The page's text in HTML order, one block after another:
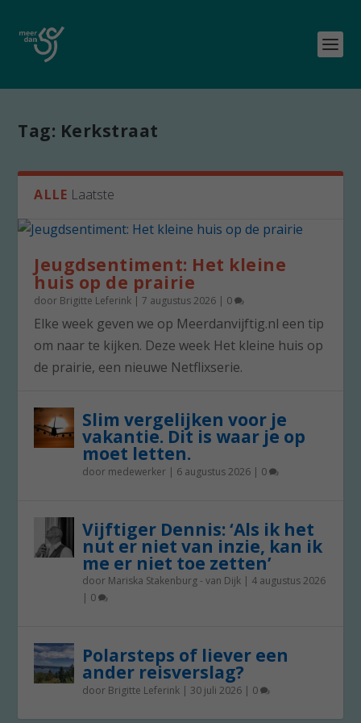
Tag: Kerkstraat
ALLE Laatste
Jeugdsentiment: Het kleine
huis op de prairie
door Brigitte Leferink |7 augustus 2026 | 0
Elke week geven we op Meerdanvijftig.nl een tip
om naar te kijken. Deze week Het kleine huis op
de prairie, een nieuwe Netflixserie.
Slim vergelijken voor je
vakantie. Dit is waar je op
moet letten.
door medewerker | 6 augustus 2026 | 0
Vijftiger Dennis: ‘Als ik het
nut er niet van inzie, kan ik
me er niet toe zetten’
door Mariska Stakenburg - van Dijk | 4 augustus 2026
| 0
Polarsteps of liever een
ander reisverslag?
door Brigitte Leferink | 30 juli 2026 | 0